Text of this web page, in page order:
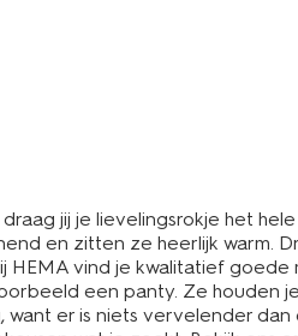
jij je lievelingsrokje het
en zitten ze heerlijk warm.
vind je kwalitatief goede
een panty. Ze houden
er is niets vervelender